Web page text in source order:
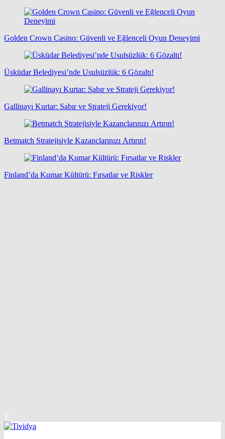
Golden Crown Casino: Güvenli ve Eğlenceli Oyun Deneyimi
Üsküdar Belediyesi’nde Usulsüzlük: 6 Gözaltı!
Gallinayı Kurtar: Sabır ve Strateji Gerekiyor!
Betmatch Stratejisiyle Kazançlarınızı Artırın!
Finland’da Kumar Kültürü: Fırsatlar ve Riskler